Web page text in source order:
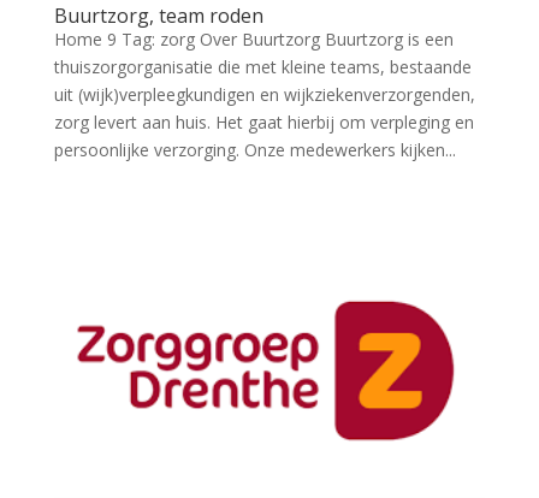
Buurtzorg, team roden
Home 9 Tag: zorg Over Buurtzorg Buurtzorg is een
thuiszorgorganisatie die met kleine teams, bestaande
uit (wijk)verpleegkundigen en wijkziekenverzorgenden,
zorg levert aan huis. Het gaat hierbij om verpleging en
persoonlijke verzorging. Onze medewerkers kijken...